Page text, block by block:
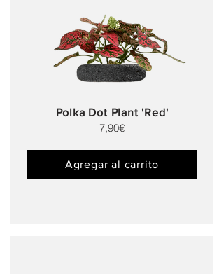
Polka Dot Plant 'Red'
7,90€
Agregar al carrito